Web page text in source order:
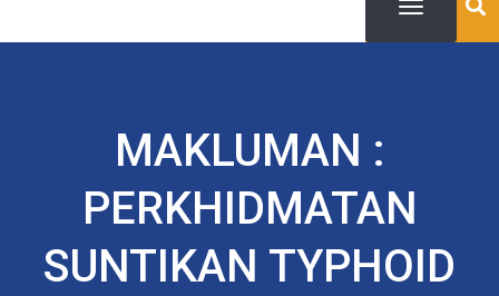
MAKLUMAN :
PERKHIDMATAN
SUNTIKAN TYPHOID